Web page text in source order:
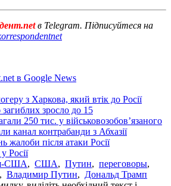
в Telegram. Підписуйтеся на
в Google News
з Харкова, який втік до Росії
зросло до 15
250 тис. у військовозобов’язаного
канал контрабанди з Абхазії
жалоби після атаки Росії
Росії
США, США, Путин, переговоры,
, Владимир Путин, Дональд Трамп